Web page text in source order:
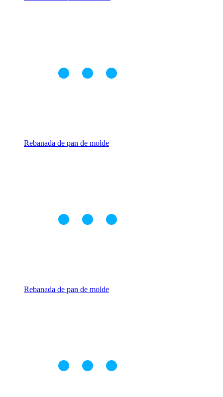
Rebanada de pan de molde
Rebanada de pan de molde